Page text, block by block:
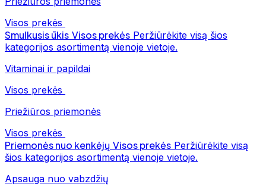
Visos prekės
Smulkusis ūkis Visos prekės Peržiūrėkite visą šios
kategorijos asortimentą vienoje vietoje.
Vitaminai ir papildai
Visos prekės
Priežiūros priemonės
Visos prekės
Priemonės nuo kenkėjų Visos prekės Peržiūrėkite visą
šios kategorijos asortimentą vienoje vietoje.
Apsauga nuo vabzdžių